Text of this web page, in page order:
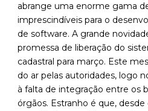
abrange uma enorme gama
imprescindíveis para o
de software. A grande
promessa de liberação do
cadastral para março. Este
do ar pelas autoridades, logo
à falta de integração entre os
órgãos. Estranho é que,